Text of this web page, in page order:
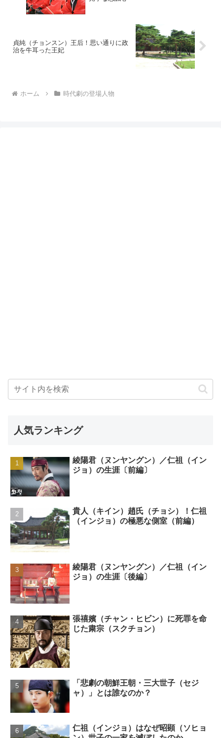
貞純（チョンスン）王后！思い通りに政
治を牛耳った王妃
ホーム 時代劇の登場人物
人気ランキング
綾陽君（ヌンヤングン）／仁祖（イン
ジョ）の生涯〔前編〕
貴人（キイン）趙氏（チョシ）！仁祖
（インジョ）の極悪な側室（前編）
綾陽君（ヌンヤングン）／仁祖（イン
ジョ）の生涯〔後編〕
張禧嬪（チャン・ヒビン）に死罪を命
じた粛宗（スクチョン）
「悲劇の朝鮮王朝・三大世子（セジ
ャ）」とは誰なのか？
仁祖（インジョ）はなぜ昭顕（ソヒョ